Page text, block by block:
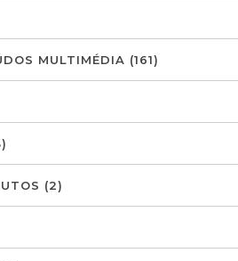
MULTIMÉDIA (161)
(2)